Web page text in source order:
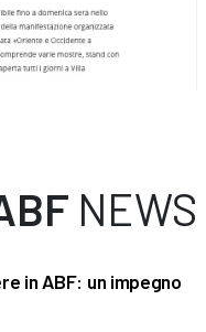
NEWS
in ABF: un impegno